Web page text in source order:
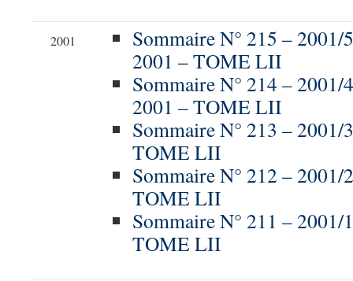
2001
Sommaire N° 215 –
2001 – TOME LII
Sommaire N° 214 –
2001 – TOME LII
Sommaire N° 213 –
TOME LII
Sommaire N° 212 –
TOME LII
Sommaire N° 211 –
TOME LII